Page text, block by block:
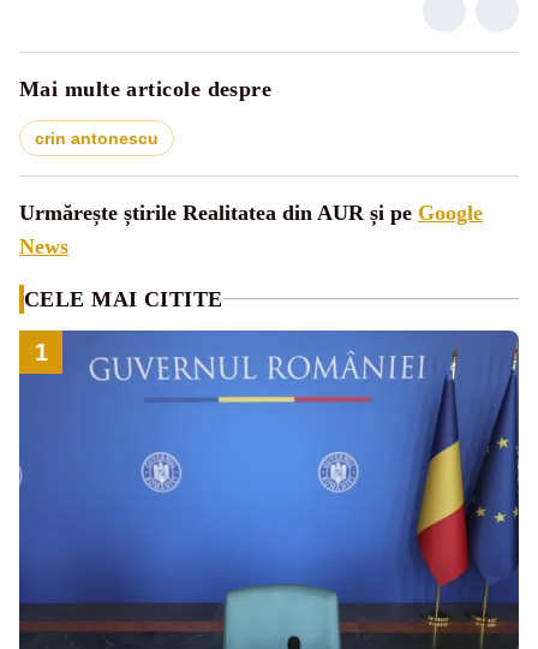
Mai multe articole despre
crin antonescu
Urmărește știrile Realitatea din AUR și pe Google
News
CELE MAI CITITE
1